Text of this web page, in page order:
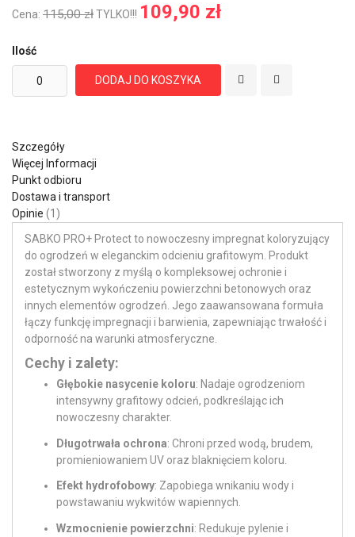
Cena: 115,00 złTYLKO!!! 109,90 zł
Ilość
DODAJ DO KOSZYKA
Szczegóły
Więcej Informacji
Punkt odbioru
Dostawa i transport
Opinie
1
SABKO PRO+ Protect to nowoczesny impregnat koloryzujący
do ogrodzeń w eleganckim odcieniu grafitowym. Produkt
został stworzony z myślą o kompleksowej ochronie i
estetycznym wykończeniu powierzchni betonowych oraz
innych elementów ogrodzeń. Jego zaawansowana formuła
łączy funkcję impregnacji i barwienia, zapewniając trwałość i
odporność na warunki atmosferyczne.
Cechy i zalety:
Głębokie nasycenie koloru: Nadaje ogrodzeniom
intensywny grafitowy odcień, podkreślając ich
nowoczesny charakter.
Długotrwała ochrona: Chroni przed wodą, brudem,
promieniowaniem UV oraz blaknięciem koloru.
Efekt hydrofobowy: Zapobiega wnikaniu wody i
powstawaniu wykwitów wapiennych.
Wzmocnienie powierzchni: Redukuje pylenie i